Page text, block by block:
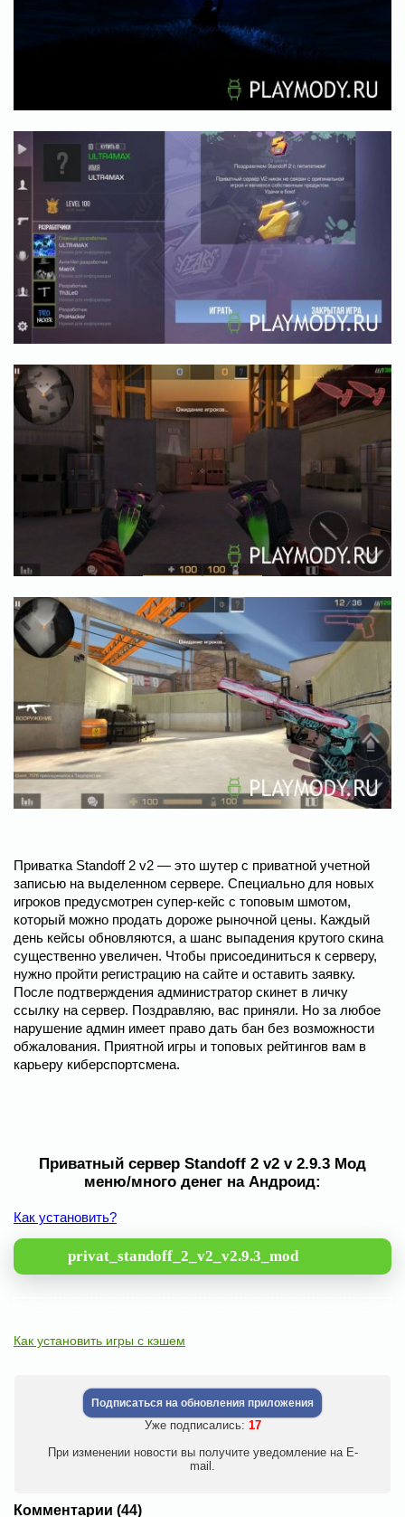
Приватка Standoff 2 v2 — это шутер с приватной учетной
записью на выделенном сервере. Специально для новых
игроков предусмотрен супер-кейс с топовым шмотом,
который можно продать дороже рыночной цены. Каждый
день кейсы обновляются, а шанс выпадения крутого скина
существенно увеличен. Чтобы присоединиться к серверу,
нужно пройти регистрацию на сайте и оставить заявку.
После подтверждения администратор скинет в личку
ссылку на сервер. Поздравляю, вас приняли. Но за любое
нарушение админ имеет право дать бан без возможности
обжалования. Приятной игры и топовых рейтингов вам в
карьеру киберспортсмена.
Приватный сервер Standoff 2 v2 v 2.9.3 Мод
меню/много денег на Андроид:
Как установить?
privat_standoff_2_v2_v2.9.3_mod
Как установить игры с кэшем
Подписаться на обновления приложения
Уже подписались: 17
При изменении новости вы получите уведомление на E-
mail.
Комментарии (44)